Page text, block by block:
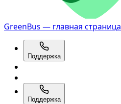
GreenBus — главная страница
Поддержка
Поддержка